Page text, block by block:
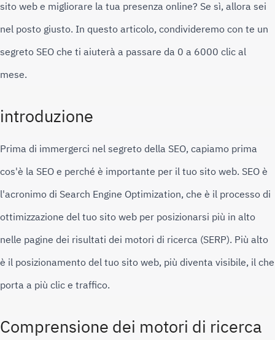
sito web e migliorare la tua presenza online? Se sì, allora sei
nel posto giusto. In questo articolo, condivideremo con te un
segreto SEO che ti aiuterà a passare da 0 a 6000 clic al
mese.
introduzione
Prima di immergerci nel segreto della SEO, capiamo prima
cos'è la SEO e perché è importante per il tuo sito web. SEO è
l'acronimo di Search Engine Optimization, che è il processo di
ottimizzazione del tuo sito web per posizionarsi più in alto
nelle pagine dei risultati dei motori di ricerca (SERP). Più alto
è il posizionamento del tuo sito web, più diventa visibile, il che
porta a più clic e traffico.
Comprensione dei motori di ricerca